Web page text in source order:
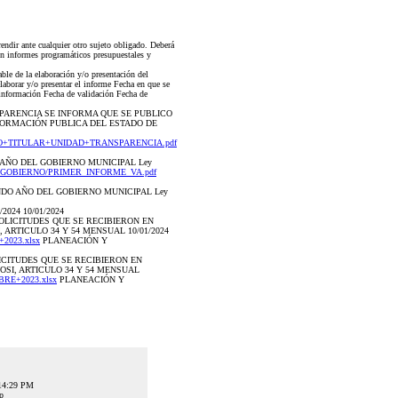
ante cualquier otro sujeto obligado. Deberá
informes programáticos presupuestales y
de la elaboración y/o presentación del
y/o presentar el informe Fecha en que se
Fecha de validación Fecha de
SE INFORMA QUE SE PUBLICO
PUBLICA DEL ESTADO DE
DEL GOBIERNO MUNICIPAL Ley
PRIMER_INFORME_VA.pdf
AÑO DEL GOBIERNO MUNICIPAL Ley
10/01/2024
QUE SE RECIBIERON EN
34 Y 54 MENSUAL 10/01/2024
PLANEACIÓN Y
QUE SE RECIBIERON EN
ARTICULO 34 Y 54 MENSUAL
PLANEACIÓN Y
PM